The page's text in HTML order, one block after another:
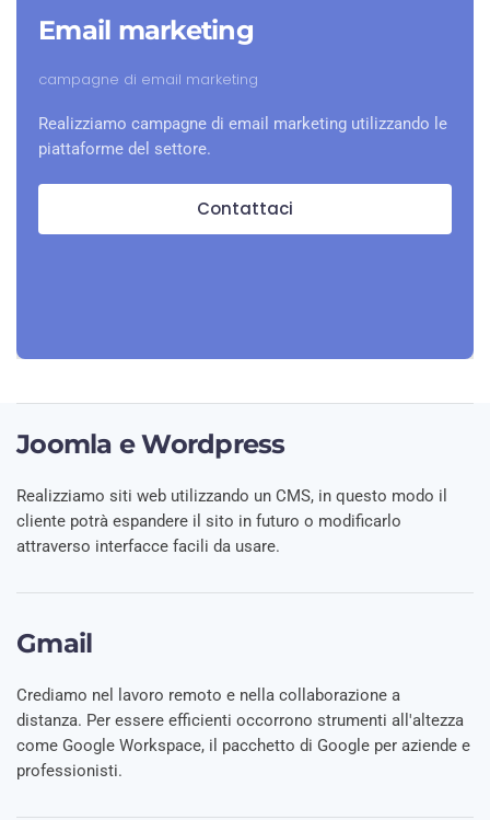
Email marketing
campagne di email marketing
Realizziamo campagne di email marketing utilizzando le
piattaforme del settore.
Contattaci
Joomla e Wordpress
Realizziamo siti web utilizzando un CMS, in questo modo il
cliente potrà espandere il sito in futuro o modificarlo
attraverso interfacce facili da usare.
Gmail
Crediamo nel lavoro remoto e nella collaborazione a
distanza. Per essere efficienti occorrono strumenti all'altezza
come Google Workspace, il pacchetto di Google per aziende e
professionisti.